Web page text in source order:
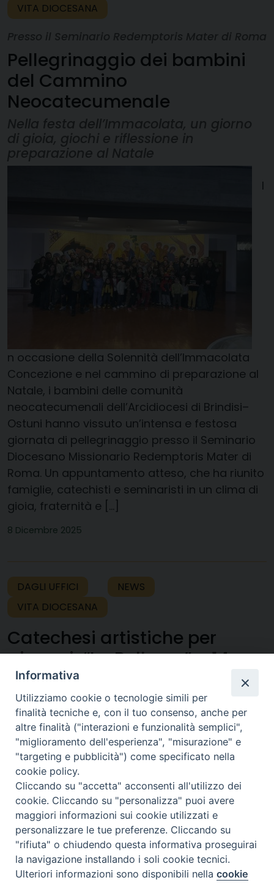
VITA DIOCESANA
Pellegrinaggio dei bambini
del Cammino
Neocatecumenale
I
n occasione della Solennità dell’Immacolata
Concezione e nel cammino di preparazione al
Natale, i bambini delle comunità
neocatecumenali dell’Arcidiocesi di Brindisi–
Ostuni hanno vissuto un’intensa e festosa
giornata di pellegrinaggio presso il Seminario
Diocesano Missionario Redemptoris Mater di
Roma. Un appuntamento atteso, che ha riunito
famiglie, catechisti e seminaristi in un clima di
gioia, fraternità e […]
8 Dicembre 2025
DAGLI UFFICI
NEWS
VITA DIOCESANA
Catechesi artistiche per
giovani: “La Bellezza” – 14
dicembre, Parrocchia Cristo
Salvatore (Brindisi)
La
Pastorale
propone
un
appunta
mento
speciale
dedicato
Preferenze Cookie
Informativa
Utilizziamo cookie o tecnologie simili per
finalità tecniche e, con il tuo consenso, anche per
altre finalità ("interazioni e funzionalità semplici",
"miglioramento dell'esperienza", "misurazione" e
"targeting e pubblicità") come specificato nella
cookie policy.
Cliccando su "accetta" acconsenti all'utilizzo dei
cookie. Cliccando su "personalizza" puoi avere
maggiori informazioni sui cookie utilizzati e
personalizzare le tue preferenze. Cliccando su
"rifiuta" o chiudendo questa informativa proseguirai
la navigazione installando i soli cookie tecnici.
Ulteriori informazioni sono disponibili nellacookie